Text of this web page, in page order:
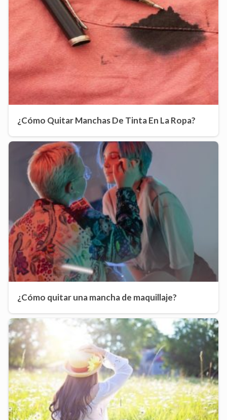
¿Cómo Quitar Manchas De Tinta En La Ropa?
¿Cómo quitar una mancha de maquillaje?